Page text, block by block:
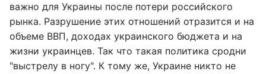
важно для Украины после потери российского
рынка. Разрушение этих отношений отразится и на
объеме ВВП, доходах украинского бюджета и на
жизни украинцев. Так что такая политика сродни
"выстрелу в ногу". К тому же, Украине никто не